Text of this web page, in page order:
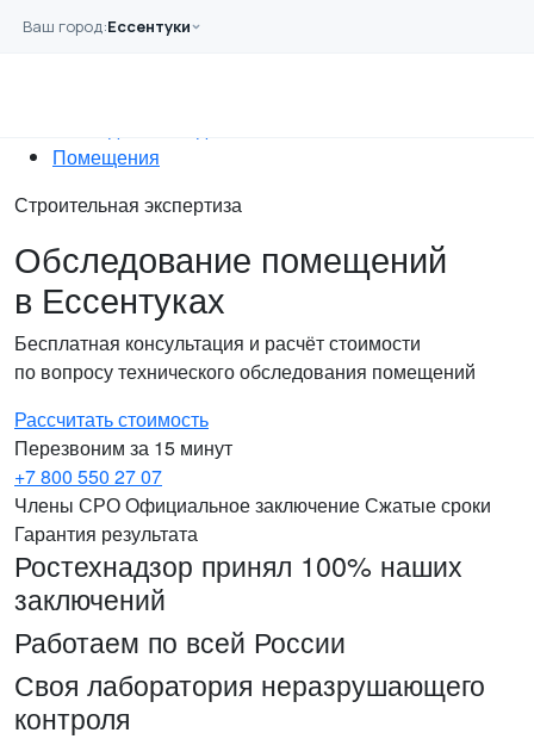
Ваш город:Ессентуки
Главная
Помещения
Строительная экспертиза
Обследование помещений
в Ессентуках
Бесплатная консультация и расчёт стоимости
по вопросу технического обследования помещений
Рассчитать стоимость
Перезвоним за 15 минут
+7 800 550 27 07
Члены СРООфициальное заключениеСжатые сроки
Гарантия результата
Ростехнадзор принял 100% наших
заключений
Работаем по всей России
Своя лаборатория неразрушающего
контроля